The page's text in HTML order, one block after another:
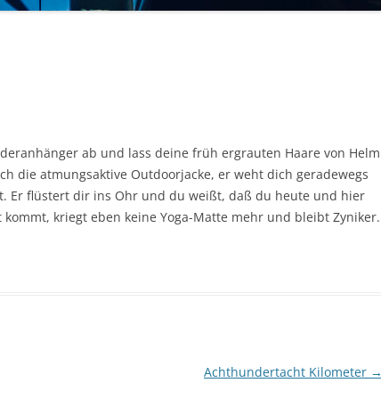
ab und lass deine früh ergrauten Haare von Helm
die atmungsaktive Outdoorjacke, er weht dich geradewegs
Er flüstert dir ins Ohr und du weißt, daß du heute und hier
kriegt eben keine Yoga-Matte mehr und bleibt Zyniker.
Achthundertacht Kilometer →